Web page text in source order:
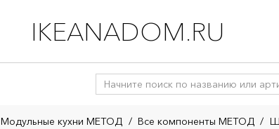
IKEANADOM.RU
Модульные кухни МЕТОД / Все компоненты МЕТОД /